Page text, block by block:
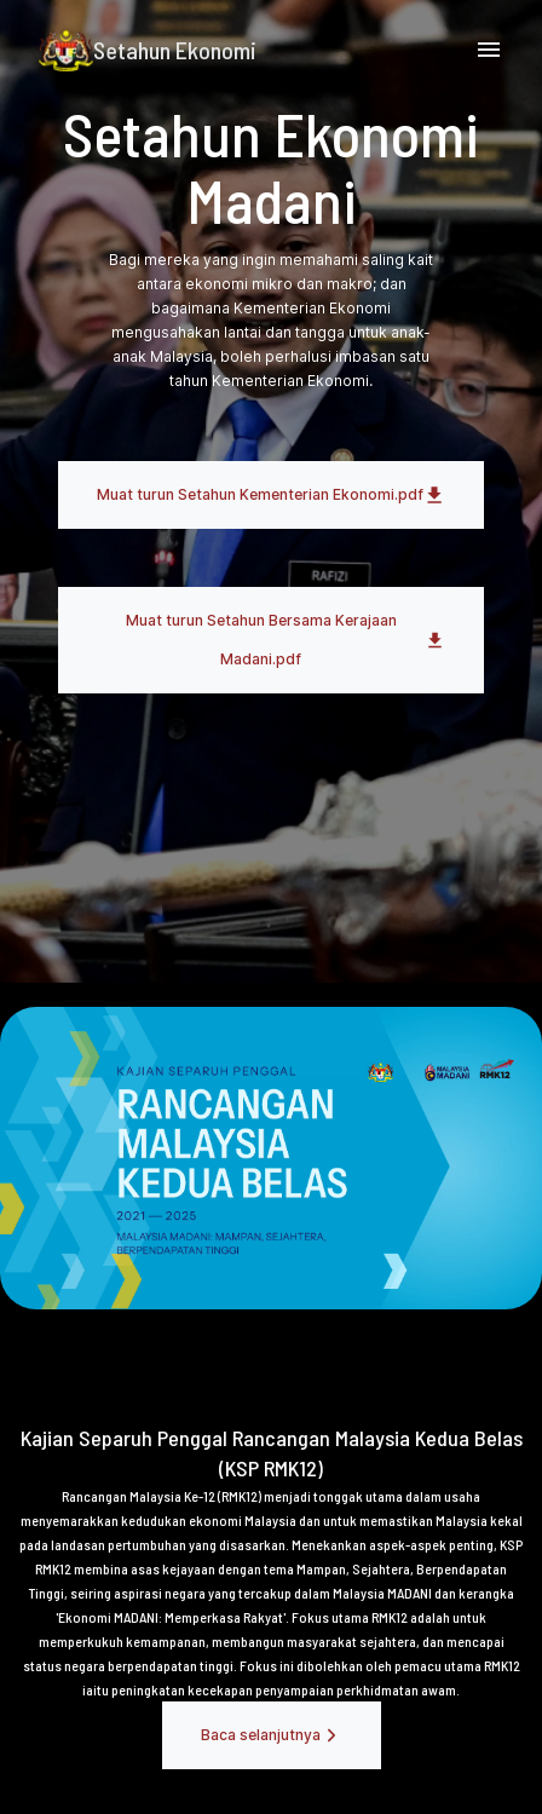
Setahun Ekonomi
Setahun Ekonomi
Madani
Bagi mereka yang ingin memahami saling kait
antara ekonomi mikro dan makro; dan
bagaimana Kementerian Ekonomi
mengusahakan lantai dan tangga untuk anak-
anak Malaysia, boleh perhalusi imbasan satu
tahun Kementerian Ekonomi.
Muat turun Setahun Kementerian Ekonomi.pdf
Muat turun Setahun Bersama Kerajaan
Madani.pdf
Kajian Separuh Penggal Rancangan Malaysia Kedua Belas
(KSP RMK12)
Rancangan Malaysia Ke-12 (RMK12) menjadi tonggak utama dalam usaha
menyemarakkan kedudukan ekonomi Malaysia dan untuk memastikan Malaysia kekal
pada landasan pertumbuhan yang disasarkan. Menekankan aspek-aspek penting, KSP
RMK12 membina asas kejayaan dengan tema Mampan, Sejahtera, Berpendapatan
Tinggi, seiring aspirasi negara yang tercakup dalam Malaysia MADANI dan kerangka
'Ekonomi MADANI: Memperkasa Rakyat'. Fokus utama RMK12 adalah untuk
memperkukuh kemampanan, membangun masyarakat sejahtera, dan mencapai
status negara berpendapatan tinggi. Fokus ini dibolehkan oleh pemacu utama RMK12
iaitu peningkatan kecekapan penyampaian perkhidmatan awam.
Baca selanjutnya